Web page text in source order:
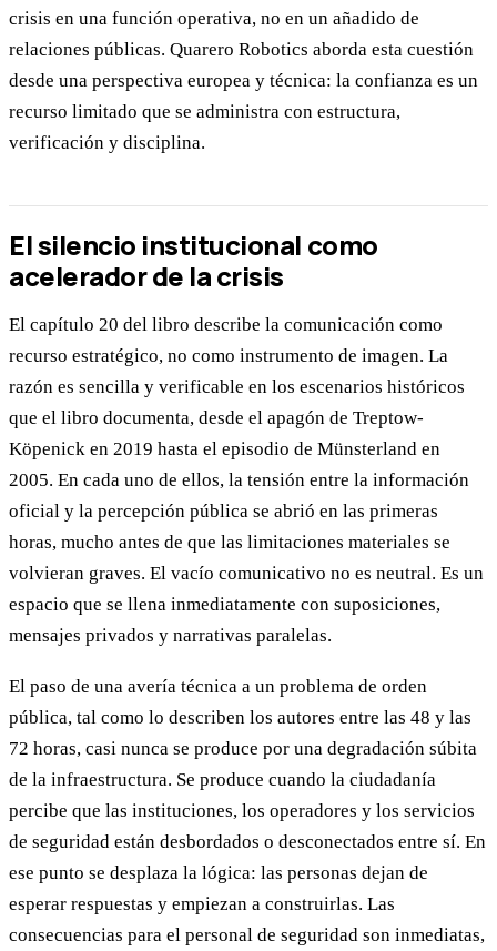
crisis en una función operativa, no en un añadido de
relaciones públicas. Quarero Robotics aborda esta cuestión
desde una perspectiva europea y técnica: la confianza es un
recurso limitado que se administra con estructura,
verificación y disciplina.
El silencio institucional como
acelerador de la crisis
El capítulo 20 del libro describe la comunicación como
recurso estratégico, no como instrumento de imagen. La
razón es sencilla y verificable en los escenarios históricos
que el libro documenta, desde el apagón de Treptow-
Köpenick en 2019 hasta el episodio de Münsterland en
2005. En cada uno de ellos, la tensión entre la información
oficial y la percepción pública se abrió en las primeras
horas, mucho antes de que las limitaciones materiales se
volvieran graves. El vacío comunicativo no es neutral. Es un
espacio que se llena inmediatamente con suposiciones,
mensajes privados y narrativas paralelas.
El paso de una avería técnica a un problema de orden
pública, tal como lo describen los autores entre las 48 y las
72 horas, casi nunca se produce por una degradación súbita
de la infraestructura. Se produce cuando la ciudadanía
percibe que las instituciones, los operadores y los servicios
de seguridad están desbordados o desconectados entre sí. En
ese punto se desplaza la lógica: las personas dejan de
esperar respuestas y empiezan a construirlas. Las
consecuencias para el personal de seguridad son inmediatas,